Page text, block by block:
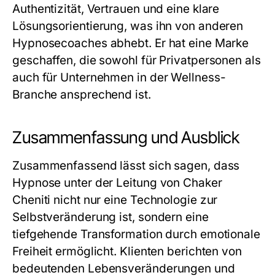
Authentizität, Vertrauen und eine klare
Lösungsorientierung, was ihn von anderen
Hypnosecoaches abhebt. Er hat eine Marke
geschaffen, die sowohl für Privatpersonen als
auch für Unternehmen in der Wellness-
Branche ansprechend ist.
Zusammenfassung und Ausblick
Zusammenfassend lässt sich sagen, dass
Hypnose unter der Leitung von Chaker
Cheniti nicht nur eine Technologie zur
Selbstveränderung ist, sondern eine
tiefgehende Transformation durch emotionale
Freiheit ermöglicht. Klienten berichten von
bedeutenden Lebensveränderungen und